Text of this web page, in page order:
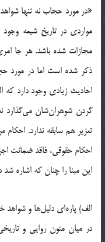
«در مورد حجاب نه تنها
مواردی در تاريخ شيعه
مجازات شده باشد. هر جا
ذکر شده است اما در مورد
احاديث زيادی وجود دارد که
گردن شوهران‌شان
تعزير هم سابقه ندارد.
احکام حقوقی، فاقد ضمانت
اين مبنا را چنان که اشاره
الف) پاره‌ای دليل‌ها و
در ميان متون روايی و